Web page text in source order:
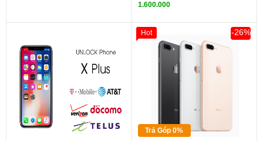
1.600.000
Trả Góp 0%
-26%
Hot